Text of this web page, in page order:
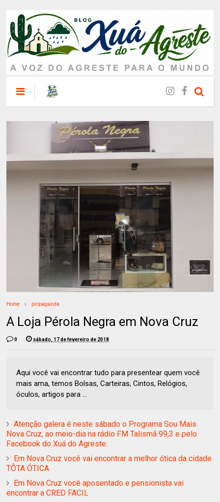
Home propaganda
A Loja Pérola Negra em Nova Cruz
0 sábado, 17 de fevereiro de 2018
Aqui você vai encontrar tudo para presentear quem você
mais ama, temos Bolsas, Carteiras, Cintos, Relógios,
óculos, artigos para ...
Atenção galera é neste sábado o Programa Sou Mais
Nova Cruz, ao meio-dia na rádio FM Talismã 99,3 e pelo
Facebook do Xuá do Agreste.
Em Nova Cruz você vai encontrar a melhor ótica da cidade
TÔTA ÓTICA
Em Nova Cruz você aposentado e pensionista vai
encontrar a CRED FACIL